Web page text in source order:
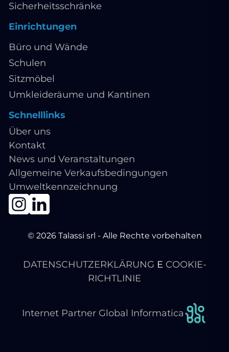
Sicherheitsschränke
Einrichtungen
Büro und Wände
Schulen
Sitzmöbel
Umkleideräume und Kantinen
Schnelllinks
Über uns
Kontakt
News und Veranstaltungen
Allgemeine Verkaufsbedingungen
Umweltkennzeichnung
© 2026 Talassi srl - Alle Rechte vorbehalten
DATENSCHUTZERKLÄRUNG E COOKIE-
RICHTLINIE
Internet Partner Global Informatica